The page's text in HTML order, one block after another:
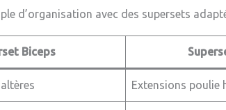
d’organisation avec des supersets
Biceps
Extensions poulie